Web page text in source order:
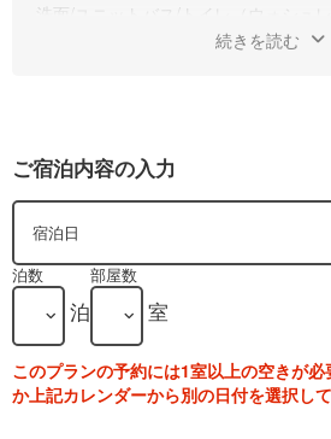
洗面/ユニットバス/トイレ（ウォシュ
室禁煙/冷蔵庫/ミニテーブル/椅子2脚/
続きを読む
ご宿泊内容の入力
宿泊日
泊数
泊
部屋数
室
このプランの予約には1室以上の空きが
か上記カレンダーから別の日付を選択し